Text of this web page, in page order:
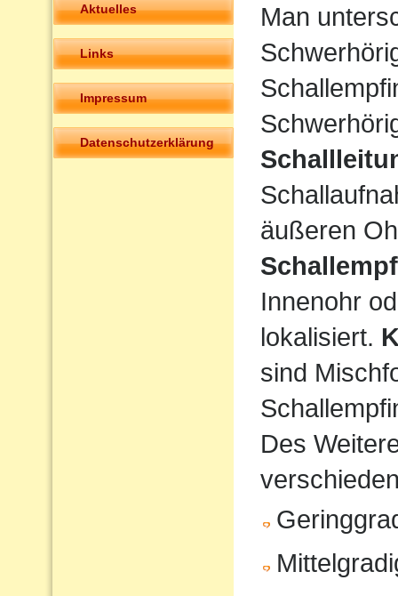
Aktuelles
Links
Impressum
Datenschutzerklärung
Man
äußeren
Innenohr
lokalisiert.
sind
Des